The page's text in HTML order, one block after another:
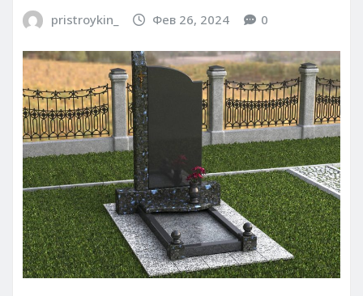
pristroykin_ Фев 26, 2024 0